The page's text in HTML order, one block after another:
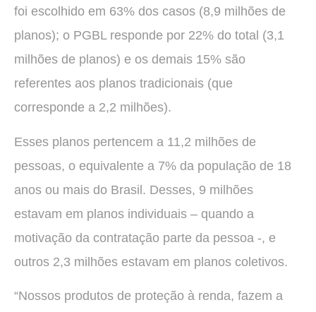
foi escolhido em 63% dos casos (8,9 milhões de
planos); o PGBL responde por 22% do total (3,1
milhões de planos) e os demais 15% são
referentes aos planos tradicionais (que
corresponde a 2,2 milhões).
Esses planos pertencem a 11,2 milhões de
pessoas, o equivalente a 7% da população de 18
anos ou mais do Brasil. Desses, 9 milhões
estavam em planos individuais – quando a
motivação da contratação parte da pessoa -, e
outros 2,3 milhões estavam em planos coletivos.
“Nossos produtos de proteção à renda, fazem a